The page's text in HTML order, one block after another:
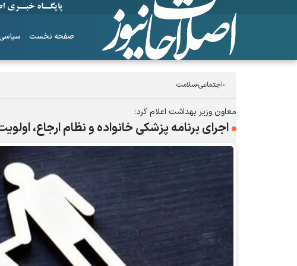
صفحه نخست
اجتماعیسلامت
معاون وزیر بهداشت اعلام کرد:
اجرای برنامه پزشکی خانواده و نظام ارجاع،